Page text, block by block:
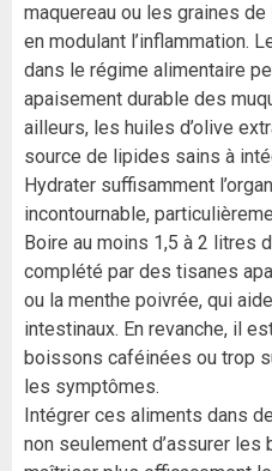
maquereau ou les graines
en modulant l’inflammation.
dans le régime alimentaire
apaisement durable des
ailleurs, les huiles d’olive
source de lipides sains à
Hydrater suffisamment
incontournable,
Boire au moins 1,5 à 2 litres
complété par des tisanes
ou la menthe poivrée, qui
intestinaux. En revanche, il
boissons caféinées ou trop
les symptômes.
Intégrer ces aliments dans
non seulement d’assurer